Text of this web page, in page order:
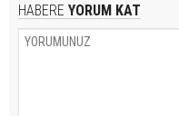
HABERE YORUM KAT